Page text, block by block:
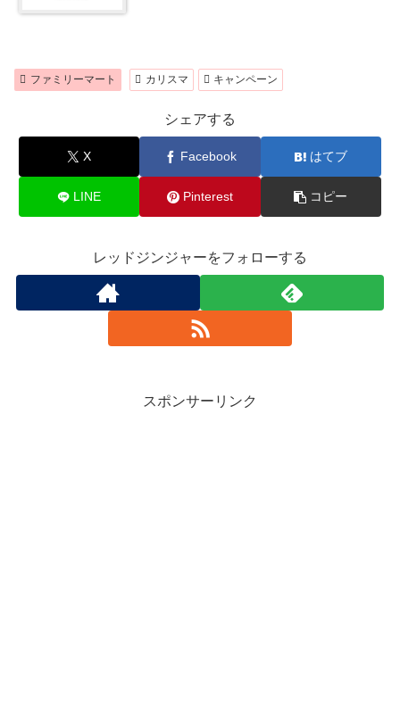
ファミリーマート カリスマ キャンペーン
シェアする
X Facebook はてブ
LINE Pinterest コピー
レッドジンジャーをフォローする
スポンサーリンク